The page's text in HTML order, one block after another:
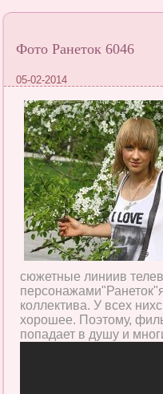
Фото Ранеток 6046
05-02-2014
сюжетные линиив
коллектива. У всех
хорошее. Поэтому,
попадает в душу и